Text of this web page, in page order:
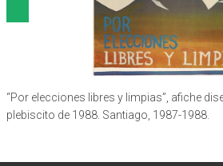
“Por elecciones libres y limpias”, afiche
plebiscito de 1988. Santiago, 1987-1988.